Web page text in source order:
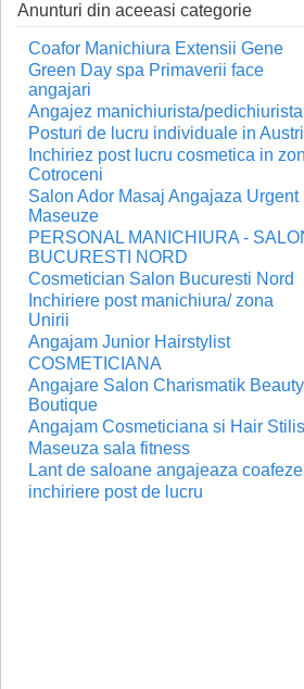
Anunturi din aceeasi categorie
Coafor Manichiura Extensii Gene
Green Day spa Primaverii face
angajari
Angajez manichiurista/pedichiurista
Posturi de lucru individuale in
Inchiriez post lucru cosmetica in
Cotroceni
Salon Ador Masaj Angajaza Urgent
Maseuze
PERSONAL MANICHIURA -
BUCURESTI NORD
Cosmetician Salon Bucuresti Nord
Inchiriere post manichiura/ zona
Unirii
Angajam Junior Hairstylist
COSMETICIANA
Angajare Salon Charismatik Beauty
Boutique
Angajam Cosmeticiana si Hair
Maseuza sala fitness
Lant de saloane angajeaza coafeze
inchiriere post de lucru